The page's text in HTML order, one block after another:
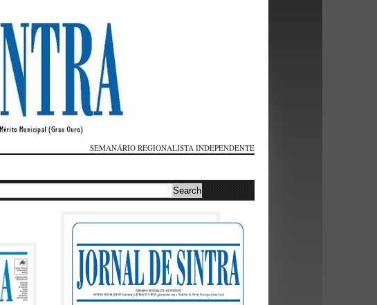
SEMANÁRIO REGIONALISTA INDEPENDENTE